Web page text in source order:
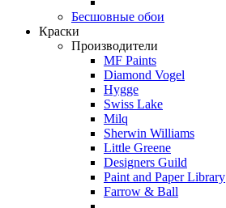
Бесшовные обои
Краски
Производители
MF Paints
Diamond Vogel
Hygge
Swiss Lake
Milq
Sherwin Williams
Little Greene
Designers Guild
Paint and Paper Library
Farrow & Ball